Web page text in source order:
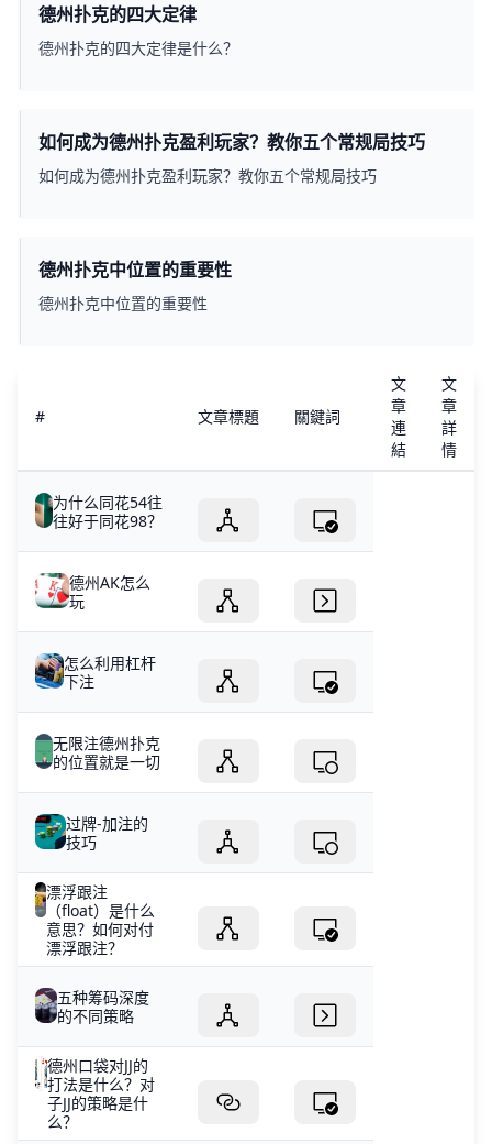
德州扑克的四大定律
德州扑克的四大定律是什么？
如何成为德州扑克盈利玩家？教你五个常规局技巧
如何成为德州扑克盈利玩家？教你五个常规局技巧
德州扑克中位置的重要性
德州扑克中位置的重要性
# 文章標題 關鍵詞
文
章
連
結
文
章
詳
情
为什么同花54往
往好于同花98？
德州AK怎么
玩
怎么利用杠杆
下注
无限注德州扑克
的位置就是一切
过牌-加注的
技巧
漂浮跟注
（float）是什么
意思？如何对付
漂浮跟注？
五种筹码深度
的不同策略
德州口袋对JJ的
打法是什么？对
子JJ的策略是什
么？